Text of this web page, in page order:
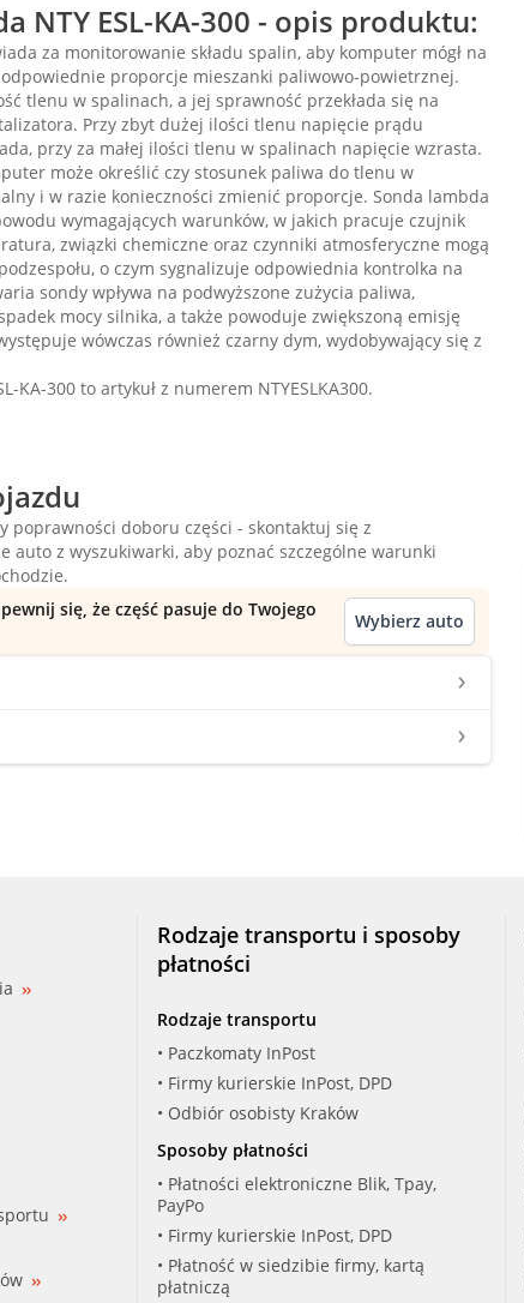
NTY ESL-KA-300 - opis produktu:
za monitorowanie składu spalin, aby komputer mógł na
proporcje mieszanki paliwowo-powietrznej.
tlenu w spalinach, a jej sprawność przekłada się na
Przy zbyt dużej ilości tlenu napięcie prądu
przy za małej ilości tlenu w spalinach napięcie wzrasta.
może określić czy stosunek paliwa do tlenu w
i w razie konieczności zmienić proporcje. Sonda lambda
wymagających warunków, w jakich pracuje czujnik
związki chemiczne oraz czynniki atmosferyczne mogą
o czym sygnalizuje odpowiednia kontrolka na
sondy wpływa na podwyższone zużycia paliwa,
mocy silnika, a także powoduje zwiększoną emisję
wówczas również czarny dym, wydobywający się z
KA-300 to artykuł z numerem NTYESLKA300.
poprawności doboru części - skontaktuj się z
auto z wyszukiwarki, aby poznać szczególne warunki
się, że część pasuje do Twojego
Wybierz auto
Rodzaje transportu i sposoby
płatności
Rodzaje transportu
• Paczkomaty InPost
• Firmy kurierskie InPost, DPD
• Odbiór osobisty Kraków
Sposoby płatności
• Płatności elektroniczne Blik, Tpay,
PayPo
• Firmy kurierskie InPost, DPD
• Płatność w siedzibie firmy, kartą
płatniczą